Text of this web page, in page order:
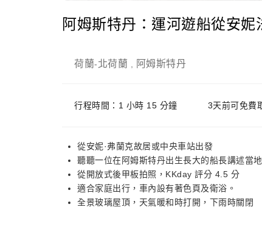
阿姆斯特丹：運河遊船從安
荷蘭-北荷蘭 阿姆斯特丹
行程時間：1 小時 15 分鐘 3天前可免費
從安妮·弗蘭克故居或中央車站出發
聽聽一位在阿姆斯特丹出生長大的船長講述當地
從開放式後甲板拍照，KKday 評分 4.5 分
適合家庭出行，車內設有著色頁及衛浴。
全景玻璃屋頂，天氣暖和時打開，下雨時關閉